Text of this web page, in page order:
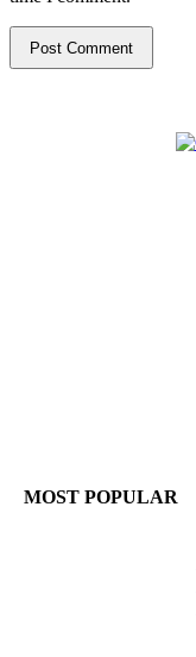
MOST POPULAR